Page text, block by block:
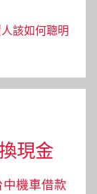
該如何聰明
現金
中機車借款